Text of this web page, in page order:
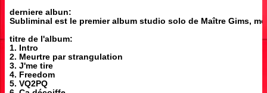
derniere albun:
Subliminal est le premier album studio solo de Maître Gims,
titre de l'album:
1. Intro
2. Meurtre par strangulation
3. J'me tire
4. Freedom
5. VQ2PQ